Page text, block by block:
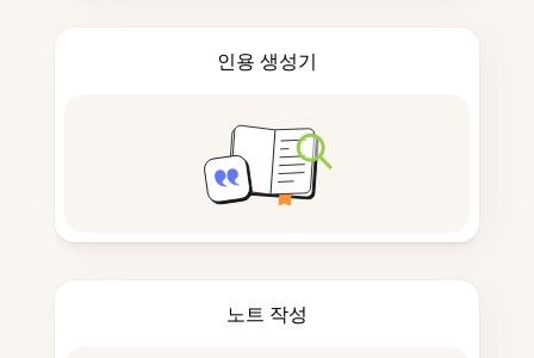
인용 생성기
노트 작성